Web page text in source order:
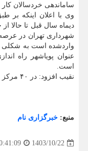
ساماندهی خردسالان
دیماه سال قبل تا حالا
شهرداری تهران در
واردشده است به شکلی
است.
نقیب افزود: در ۴۰ مرکز پویاشهر ۵۵۰۰ کودک درحال آموزش هستند.
منبع: خبرگزاری نام
1403/10/22